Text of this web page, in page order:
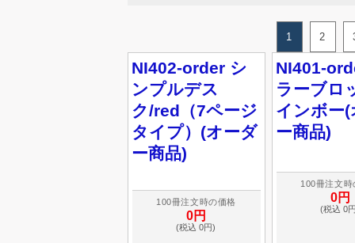
1 2
NI402-order シ
ンプルデス
ク/red（7ページ
タイプ）(オーダ
ー商品)
100冊注文時の価格
0円
(税込 0円)
NI401-
ラーブロ
インボー(
ー商品)
100冊注文時
0円
(税込 0